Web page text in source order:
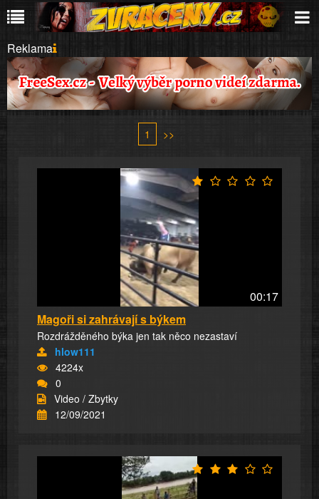
Reklama
1 >>
00:17
Magoři si zahrávají s býkem
Rozdrážděného býka jen tak něco nezastaví
hlow111
4224x
0
Video / Zbytky
12/09/2021